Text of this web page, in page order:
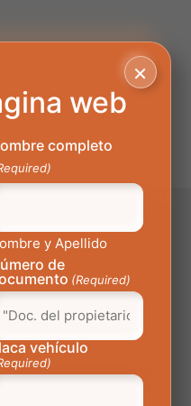
de datos personales
×
web
completo
y Apellido
de
(Required)
vehículo